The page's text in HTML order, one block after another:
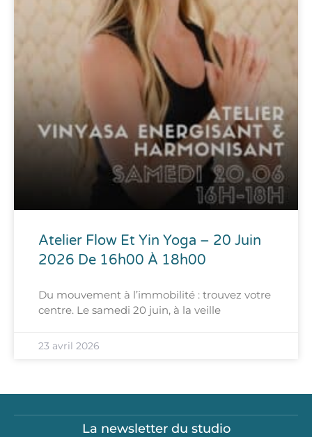
Atelier Flow Et Yin Yoga – 20 Juin
2026 De 16h00 À 18h00
Du mouvement à l’immobilité : trouvez votre
centre. Le samedi 20 juin, à la veille
23 avril 2026
La newsletter du studio